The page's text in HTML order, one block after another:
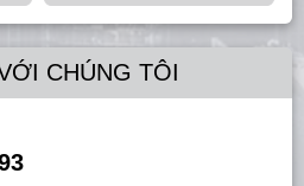
CHÚNG TÔI